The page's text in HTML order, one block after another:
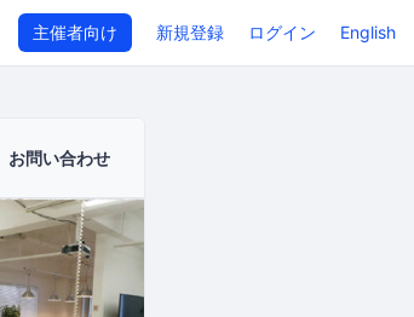
主催者向け 新規登録 ログイン English
お問い合わせ